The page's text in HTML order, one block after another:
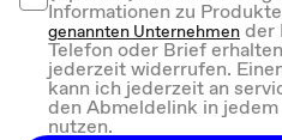
Informationen zu
genannten Unternehmen der
Telefon oder Brief
jederzeit widerrufen.
kann ich jederzeit an
den Abmeldelink in
nutzen.